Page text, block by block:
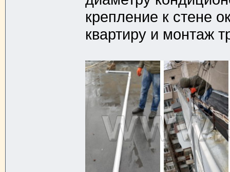
крепление к стене
квартиру и монтаж